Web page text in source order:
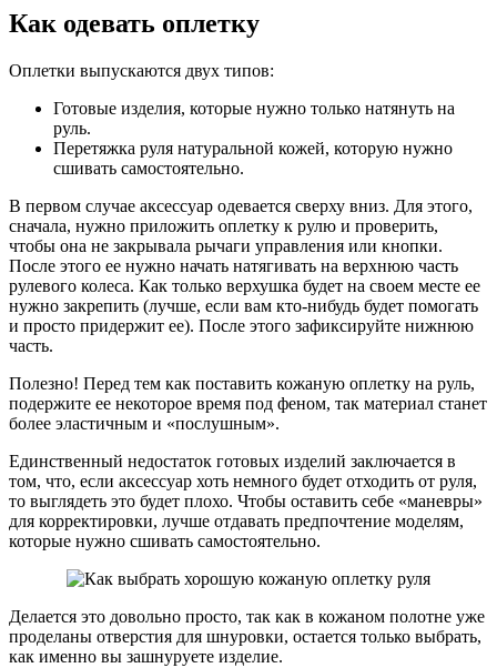
Как одевать оплетку
Оплетки выпускаются двух типов:
Готовые изделия, которые нужно только натянуть на
руль.
Перетяжка руля натуральной кожей, которую нужно
сшивать самостоятельно.
В первом случае аксессуар одевается сверху вниз. Для этого,
сначала, нужно приложить оплетку к рулю и проверить,
чтобы она не закрывала рычаги управления или кнопки.
После этого ее нужно начать натягивать на верхнюю часть
рулевого колеса. Как только верхушка будет на своем месте ее
нужно закрепить (лучше, если вам кто-нибудь будет помогать
и просто придержит ее). После этого зафиксируйте нижнюю
часть.
Полезно! Перед тем как поставить кожаную оплетку на руль,
подержите ее некоторое время под феном, так материал станет
более эластичным и «послушным».
Единственный недостаток готовых изделий заключается в
том, что, если аксессуар хоть немного будет отходить от руля,
то выглядеть это будет плохо. Чтобы оставить себе «маневры»
для корректировки, лучше отдавать предпочтение моделям,
которые нужно сшивать самостоятельно.
Делается это довольно просто, так как в кожаном полотне уже
проделаны отверстия для шнуровки, остается только выбрать,
как именно вы зашнуруете изделие.